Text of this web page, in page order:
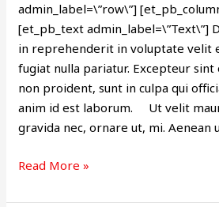
admin_label=\”row\”]
[et_pb_text admin_label=\”Text\”]
in reprehenderit in voluptate velit
fugiat nulla pariatur. Excepteur sint
non proident, sunt in culpa qui
anim id est laborum. Ut velit
gravida nec, ornare ut, mi. Aenean
Read More »